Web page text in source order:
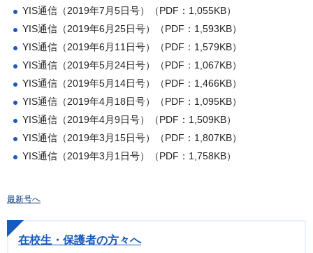
YIS通信（2019年7月5日号）（PDF：1,055KB）
YIS通信（2019年6月25日号）（PDF：1,593KB）
YIS通信（2019年6月11日号）（PDF：1,579KB）
YIS通信（2019年5月24日号）（PDF：1,067KB）
YIS通信（2019年5月14日号）（PDF：1,466KB）
YIS通信（2019年4月18日号）（PDF：1,095KB）
YIS通信（2019年4月9日号）（PDF：1,509KB）
YIS通信（2019年3月15日号）（PDF：1,807KB）
YIS通信（2019年3月1日号）（PDF：1,758KB）
最新号へ
在校生・保護者の方々へ